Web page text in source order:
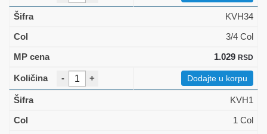
KVH34
3/4 Col
1.029 RSD
- + Dodajte u korpu
KVH1
1 Col